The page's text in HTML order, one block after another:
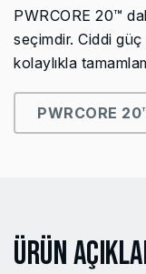
PWRCORE 20™
seçimdir. Ciddi
kolaylıkla
PWRCORE
Ürün